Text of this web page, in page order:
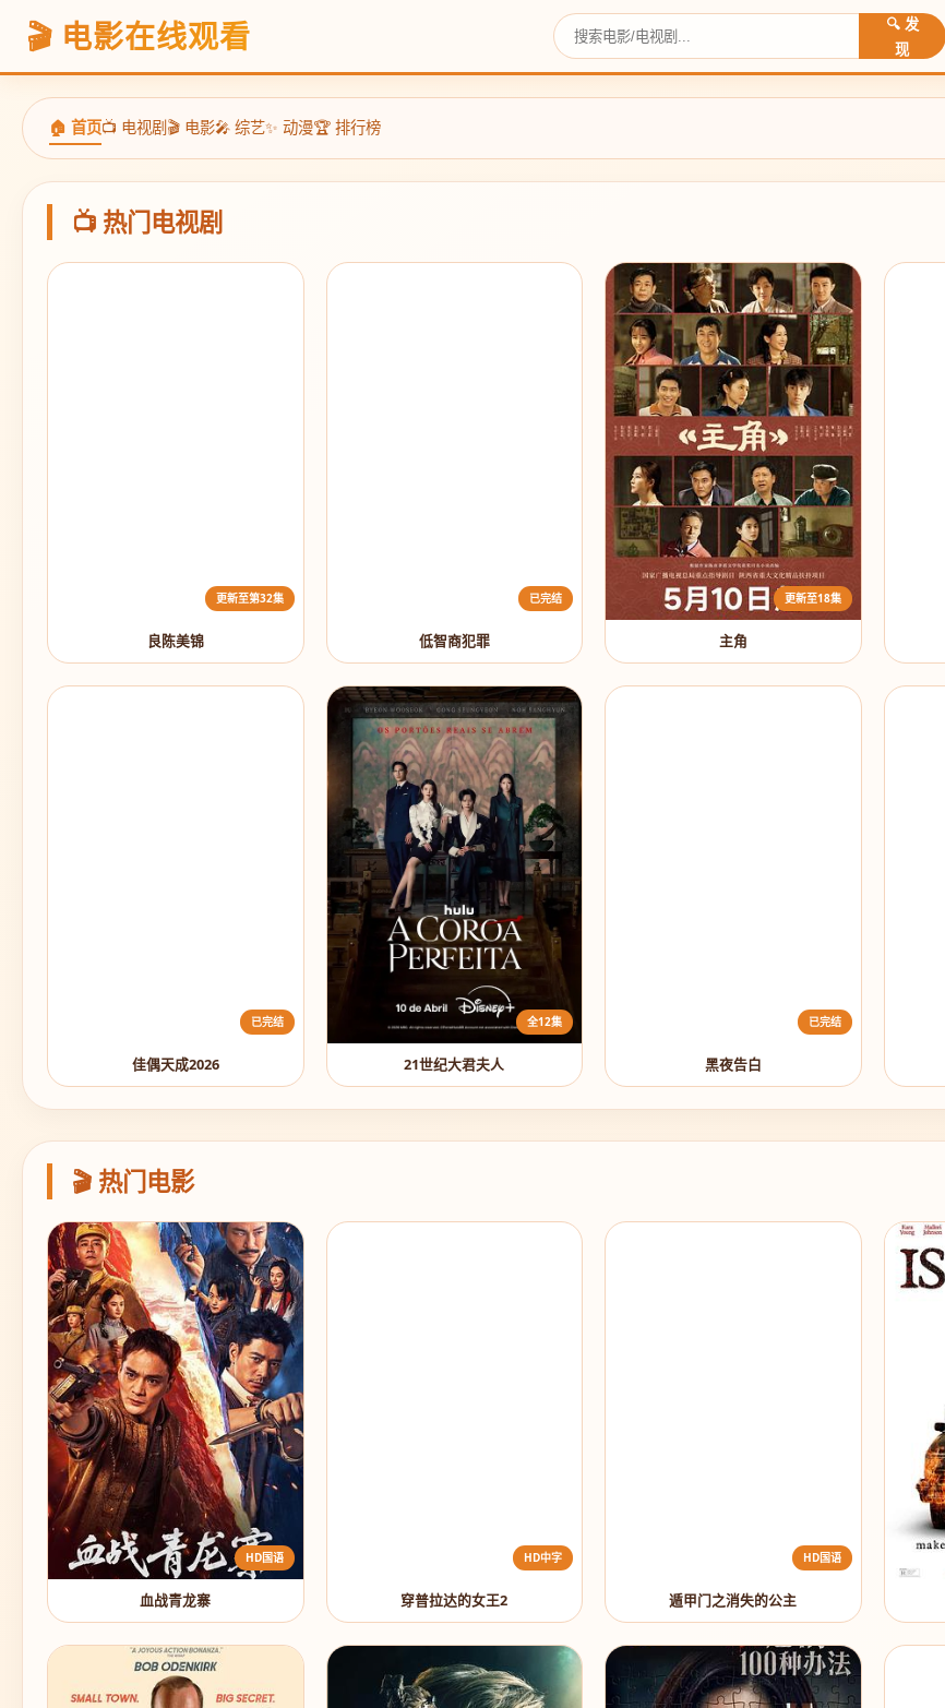
🎬 电影在线观看
🔍 发
现
🏠 首页📺 电视剧🎬 电影🎤 综艺✨ 动漫🏆 排行榜
📺 热门电视剧
更新至第32集
良陈美锦
已完结
低智商犯罪
更新至18集
主角
已完结
佳偶天成2026
全12集
21世纪大君夫人
已完结
黑夜告白
🎬 热门电影
HD国语
血战青龙寨
HD中字
穿普拉达的女王2
HD国语
遁甲门之消失的公主